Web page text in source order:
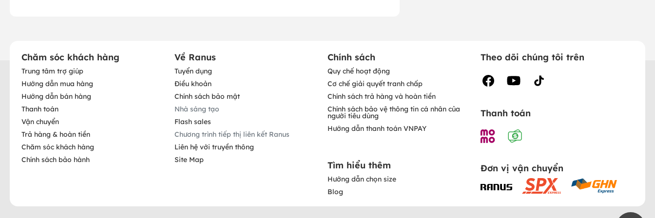
Chăm sóc khách hàng
Trung tâm trợ giúp
Hướng dẫn mua hàng
Hướng dẫn bán hàng
Thanh toán
Vận chuyển
Trả hàng & hoàn tiền
Chăm sóc khách hàng
Chính sách bảo hành
Về Ranus
Tuyển dụng
Điều khoản
Chính sách bảo mật
Nhà sáng tạo
Flash sales
Chương trình tiếp thị liên kết Ranus
Liên hệ với truyền thông
Site Map
Chính sách
Quy chế hoạt động
Cơ chế giải quyết tranh chấp
Chính sách trả hàng và hoàn tiền
Chính sách bảo vệ thông tin cá nhân của
người tiêu dùng
Hướng dẫn thanh toán VNPAY
Tìm hiểu thêm
Hướng dẫn chọn size
Blog
Theo dõi chúng tôi trên
Thanh toán
Đơn vị vận chuyển